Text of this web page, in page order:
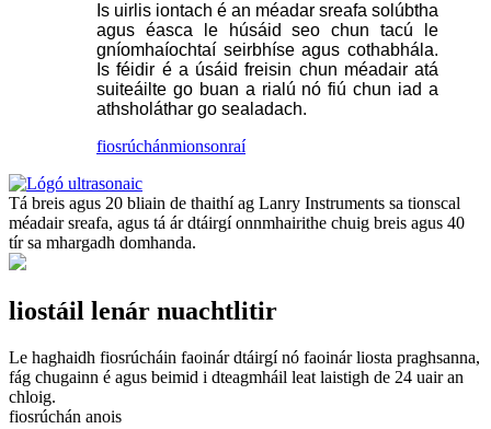
Is uirlis iontach é an méadar sreafa solúbtha
agus éasca le húsáid seo chun tacú le
gníomhaíochtaí seirbhíse agus cothabhála.
Is féidir é a úsáid freisin chun méadair atá
suiteáilte go buan a rialú nó fiú chun iad a
athsholáthar go sealadach.
fiosrúchánmionsonraí
Tá breis agus 20 bliain de thaithí ag Lanry Instruments sa tionscal
méadair sreafa, agus tá ár dtáirgí onnmhairithe chuig breis agus 40
tír sa mhargadh domhanda.
liostáil lenár nuachtlitir
Le haghaidh fiosrúcháin faoinár dtáirgí nó faoinár liosta praghsanna,
fág chugainn é agus beimid i dteagmháil leat laistigh de 24 uair an
chloig.
fiosrúchán anois